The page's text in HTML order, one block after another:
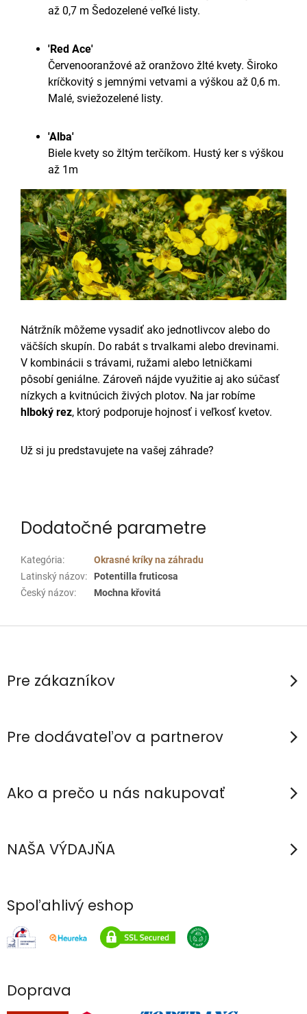
až 0,7 m Šedozelené veľké listy.
'Red Ace'
Červenooranžové až oranžovo žlté kvety. Široko
kríčkovitý s jemnými vetvami a výškou až 0,6 m.
Malé, sviežozelené listy.
'Alba'
Biele kvety so žltým terčíkom. Hustý ker s výškou
až 1m
Nátržník môžeme vysadiť ako jednotlivcov alebo do
väčších skupín. Do rabát s trvalkami alebo drevinami.
V kombinácii s trávami, ružami alebo letničkami
pôsobí geniálne. Zároveň nájde využitie aj ako súčasť
nízkych a kvitnúcich živých plotov. Na jar robíme
hlboký rez, ktorý podporuje hojnosť i veľkosť kvetov.
Už si ju predstavujete na vašej záhrade?
Dodatočné parametre
Kategória:
Okrasné kríky na záhradu
Latinský názov:
Potentilla fruticosa
Český názov: Mochna křovitá
Z
pPre zákazníkov
Pre dodávateľov a partnerov
Ako a prečo u nás nakupovať
NAŠA VÝDAJŇA
Spoľahlivý eshop
Doprava